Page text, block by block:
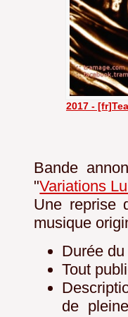
2017 -
Bande
"Variations
Une reprise
musique
Durée
Tout
de